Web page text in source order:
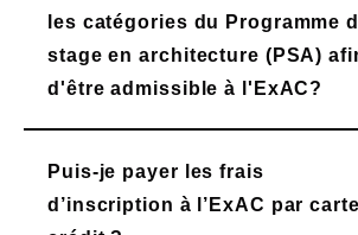
les catégories du Programme
stage en architecture (PSA)
d'être admissible à l'ExAC?
Puis-je payer les frais
d’inscription à l’ExAC par